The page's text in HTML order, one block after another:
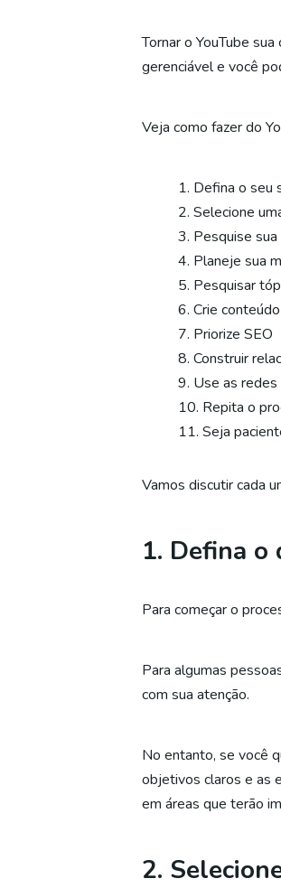
Tornar o YouTube
gerenciável e você
Veja como fazer do
Defina o seu
Selecione
Pesquise
Planeje sua
Pesquisar
Crie
Priorize SEO
Construir
Use as redes
Repita o
Seja
Vamos discutir cada
1. Defina o
Para começar o
Para algumas
com sua atenção.
No entanto, se você
objetivos claros e as
em áreas que terão
2.